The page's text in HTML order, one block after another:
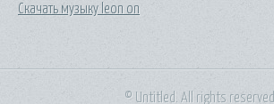
Скачать музыку leon on
© Untitled. All rights reserved.